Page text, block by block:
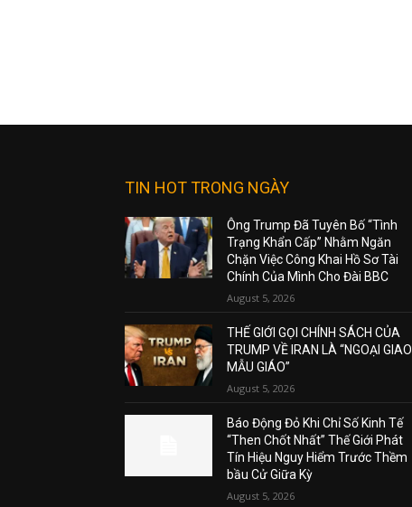
TIN HOT TRONG NGÀY
Ông Trump Đã Tuyên Bố “Tình
Trạng Khẩn Cấp” Nhằm Ngăn
Chặn Việc Công Khai Hồ Sơ Tài
Chính Của Mình Cho Đài BBC
August 5, 2026
THẾ GIỚI GỌI CHÍNH SÁCH CỦA
TRUMP VỀ IRAN LÀ “NGOẠI GIAO
MẪU GIÁO”
August 5, 2026
Báo Động Đỏ Khi Chỉ Số Kinh Tế
“Then Chốt Nhất” Thế Giới Phát
Tín Hiệu Nguy Hiểm Trước Thềm
bầu Cử Giữa Kỳ
August 5, 2026